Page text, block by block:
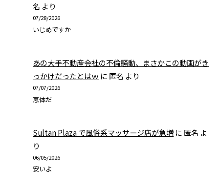
名 より
07/28/2026
いじめですか
あの大手不動産会社の不倫騒動、まさかこの動画がき
っかけだったとはｗ に 匿名 より
07/07/2026
恵体だ
Sultan Plaza で風俗系マッサージ店が急増 に 匿名 よ
り
06/05/2026
安いよ